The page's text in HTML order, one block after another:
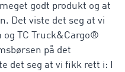
godt produkt og at
Det viste det seg at vi
og TC Truck&Cargo®
på det
det seg at vi fikk rett i: I